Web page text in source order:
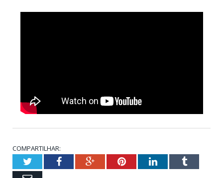
COMPARTILHAR:
TwitterFacebookGoogle+PinterestLinkedInTumblr